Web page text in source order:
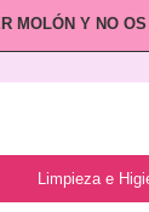
MOLÓN Y NO
Limpieza e